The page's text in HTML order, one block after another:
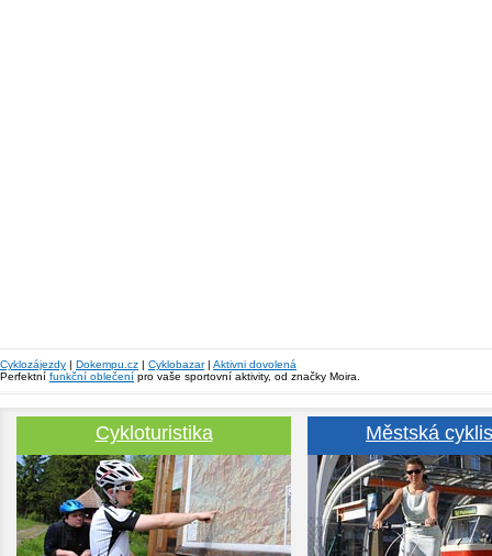
Cyklozájezdy | Dokempu.cz | Cyklobazar| Aktivni dovolená
Perfektní funkční oblečení pro vaše sportovní aktivity, od značky Moira.
Cykloturistika Městská